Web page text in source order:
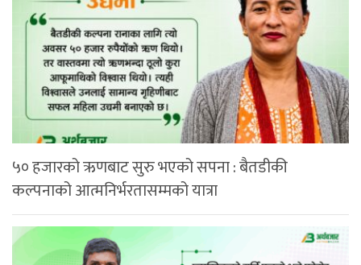
५० हजारको ऋणबाट सुरु भएको सपना : बैतडीकी
कल्पनाको आत्मनिर्भरतासम्मको यात्रा